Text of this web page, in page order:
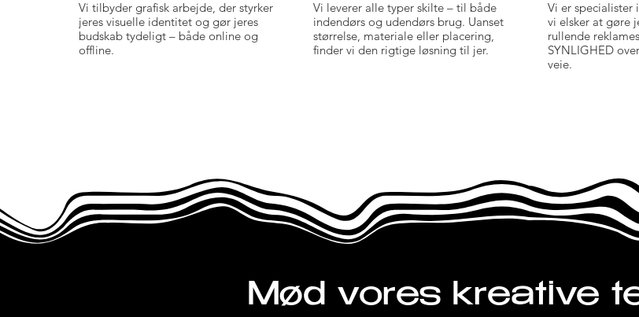
Vi tilbyder grafisk arbejde, der styrker
jeres visuelle identitet og gør jeres
budskab tydeligt – både online og
offline.
Vi leverer alle typer skilte – til både
indendørs og udendørs brug. Uanset
størrelse, materiale eller placering,
finder vi den rigtige løsning til jer.
Vi er
vi elsker at gøre
rullende
SYNLIGHED
veje.
Mød vores kreative